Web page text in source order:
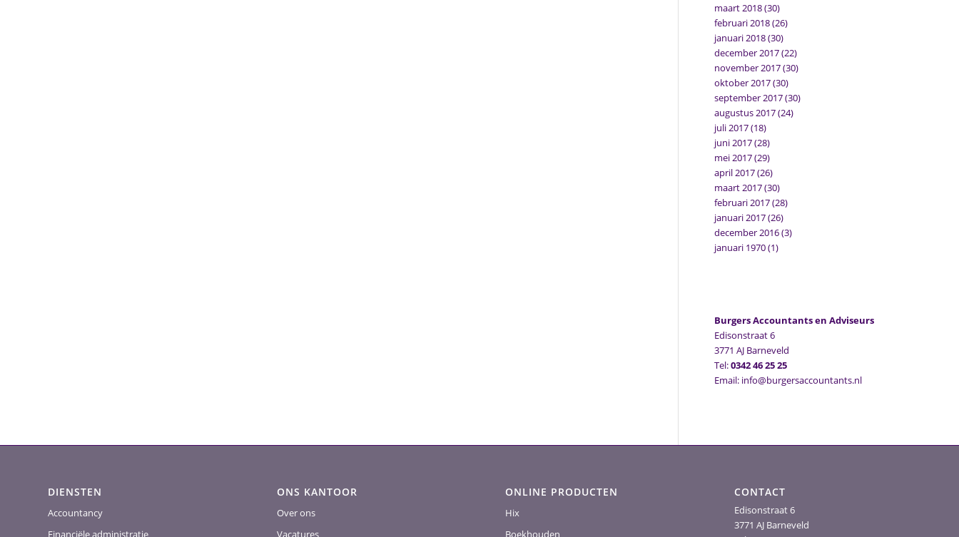
maart 2018(30)
februari 2018(26)
januari 2018(30)
december 2017(22)
november 2017(30)
oktober 2017(30)
september 2017(30)
augustus 2017(24)
juli 2017(18)
juni 2017(28)
mei 2017(29)
april 2017(26)
maart 2017(30)
februari 2017(28)
januari 2017(26)
december 2016(3)
januari 1970(1)
Burgers Accountants en Adviseurs
Edisonstraat 6
3771 AJ Barneveld
Tel:0342 46 25 25
Email: info@burgersaccountants.nl
DIENSTEN
Accountancy
Financiële administratie
ONS KANTOOR
Over ons
Vacatures
ONLINE PRODUCTEN
Hix
Boekhouden
CONTACT
Edisonstraat 6
3771 AJ Barneveld